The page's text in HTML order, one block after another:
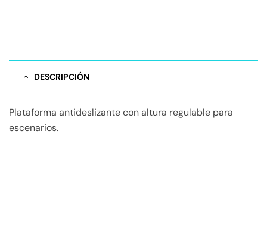
DESCRIPCIÓN
Plataforma antideslizante con altura regulable para
escenarios.